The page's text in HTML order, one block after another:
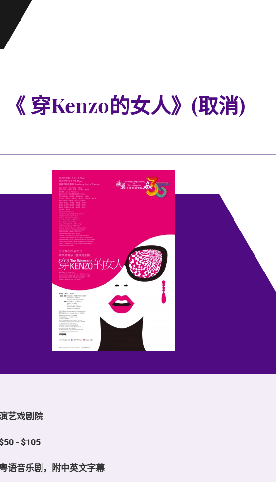
穿Kenzo的女人》(取消)
艺戏剧院
$50 - $105
粤语音乐剧，附中英文字幕